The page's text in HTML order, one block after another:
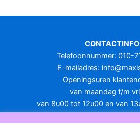
variaties.
optie
gekozen
worden
op
CONTACTINFO
Telefoonnummer: 010-
E-mailadres:
Openingsuren
van maandag t/m
van 8u00 tot 12u00 en van